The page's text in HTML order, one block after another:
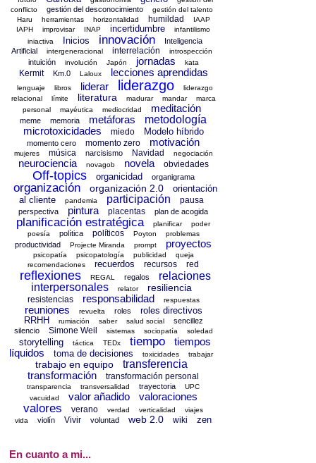
conflicto
gestión del desconocimiento
gestión del talento
Haru
herramientas horizontalidad humildad
IAAP
IAPH
improvisar INAP incertidumbre
infantilismo
iniactiva
Inicios innovación
Inteligencia
Artificial
intergeneracional interrelación introspección
intuición involución Japón jornadas kata
Kermit Km.0 Laloux lecciones aprendidas
lenguaje libros liderar liderazgo
liderazgo
relacional
límite literatura madurar mandar
marca
personal
mayéutica mediocridad meditación
meme memoria metáforas
metodología
microtoxicidades
miedo Modelo híbrido
momento cero momento zero motivación
mujeres música narcisismo Navidad negociación
neurociencia novagob novela obviedades
Off-topics organicidad organigrama
organización organización 2.0
orientación
al cliente
pandemia participación pausa
perspectiva pintura placentas plan de acogida
planificación estratégica planificar
poder
poesía
política políticos Poyton problemas
productividad Projecte Miranda prompt proyectos
psicopatía psicopatología publicidad
queja
recomendaciones
recuerdos recursos red
reflexiones REGAL regalos
relaciones
interpersonales
relator resiliencia
resistencias responsabilidad respuestas
reuniones revuelta roles
roles directivos
RRHH
rumiación saber salud social
sencillez
silencio
Simone Weil sistemas sociopatía soledad
storytelling táctica TEDx tiempo
tiempos
líquidos
toma de decisiones toxicidades trabajar
trabajo en equipo
transferencia
transformación
transformación personal
transparencia transversalidad trayectoria
UPC
vacuidad
valor añadido valoraciones
valores verano verdad verticalidad
viajes
vida
violín Vivir voluntad web 2.0 wiki zen
En cuanto a mi...